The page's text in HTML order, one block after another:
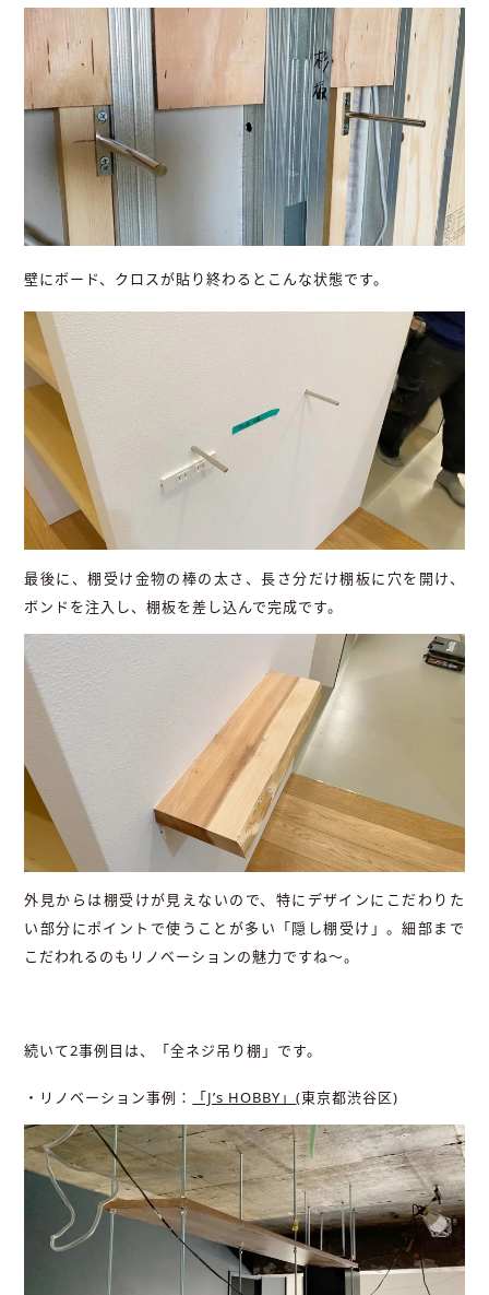
壁にボード、クロスが貼り終わるとこんな状態です。
最後に、棚受け金物の棒の太さ、長さ分だけ棚板に穴を開け、
ボンドを注入し、棚板を差し込んで完成です。
外見からは棚受けが見えないので、特にデザインにこだわりた
い部分にポイントで使うことが多い「隠し棚受け」。細部まで
こだわれるのもリノベーションの魅力ですね〜。
続いて2事例目は、「全ネジ吊り棚」です。
・リノベーション事例： 「J’s HOBBY」(東京都渋谷区)